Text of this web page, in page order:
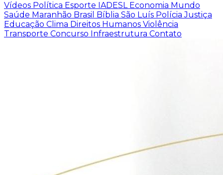
Vídeos Política Esporte IADESL Economia Mundo
Saúde Maranhão Brasil Bíblia São Luís PolíciaJustiça
Educação Clima Direitos Humanos Violência
Transporte Concurso Infraestrutura Contato